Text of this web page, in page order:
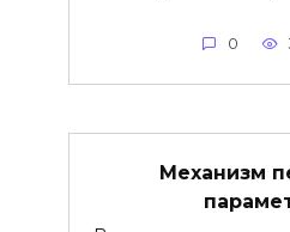
0
Механизм